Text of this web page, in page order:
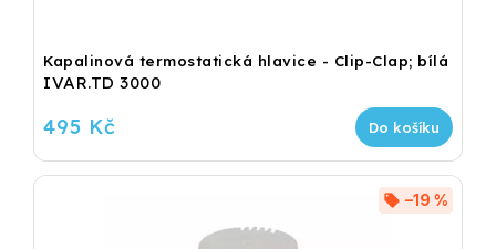
Kapalinová termostatická hlavice - Clip-Clap; bílá
IVAR.TD 3000
495 Kč Do košíku
–19 %